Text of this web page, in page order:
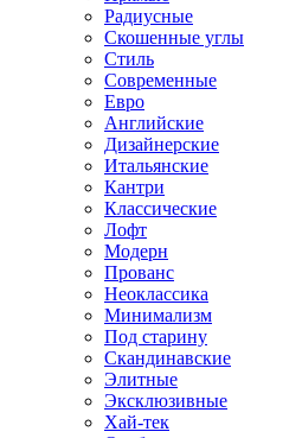
Радиусные
Скошенные углы
Стиль
Современные
Евро
Английские
Дизайнерские
Итальянские
Кантри
Классические
Лофт
Модерн
Прованс
Неоклассика
Минимализм
Под старину
Скандинавские
Элитные
Эксклюзивные
Хай-тек